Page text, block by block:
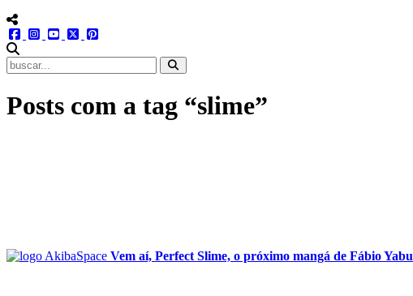
menu redes social
facebookinstagram
youtube
twitter
Posts com a tag “slime”
Vem aí, Perfect Slime, o próximo mangá de Fábio Yabu